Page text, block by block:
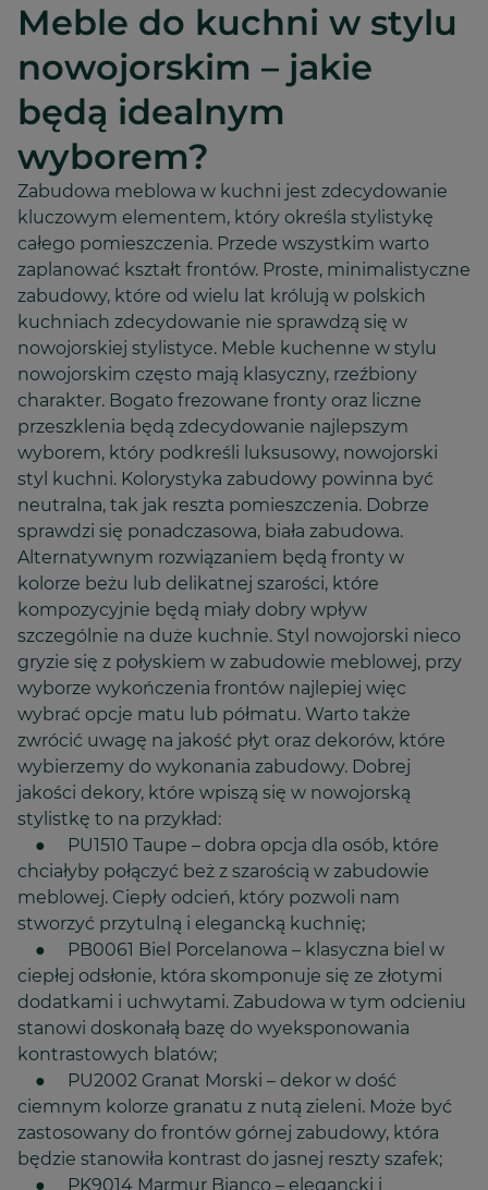
Meble do kuchni w stylu
nowojorskim – jakie
będą idealnym
wyborem?
Zabudowa meblowa w kuchni jest zdecydowanie
kluczowym elementem, który określa stylistykę
całego pomieszczenia. Przede wszystkim warto
zaplanować kształt frontów. Proste, minimalistyczne
zabudowy, które od wielu lat królują w polskich
kuchniach zdecydowanie nie sprawdzą się w
nowojorskiej stylistyce. Meble kuchenne w stylu
nowojorskim często mają klasyczny, rzeźbiony
charakter. Bogato frezowane fronty oraz liczne
przeszklenia będą zdecydowanie najlepszym
wyborem, który podkreśli luksusowy, nowojorski
styl kuchni. Kolorystyka zabudowy powinna być
neutralna, tak jak reszta pomieszczenia. Dobrze
sprawdzi się ponadczasowa, biała zabudowa.
Alternatywnym rozwiązaniem będą fronty w
kolorze beżu lub delikatnej szarości, które
kompozycyjnie będą miały dobry wpływ
szczególnie na duże kuchnie. Styl nowojorski nieco
gryzie się z połyskiem w zabudowie meblowej, przy
wyborze wykończenia frontów najlepiej więc
wybrać opcje matu lub półmatu. Warto także
zwrócić uwagę na jakość płyt oraz dekorów, które
wybierzemy do wykonania zabudowy. Dobrej
jakości dekory, które wpiszą się w nowojorską
stylistkę to na przykład:
● PU1510 Taupe – dobra opcja dla osób, które
chciałyby połączyć beż z szarością w zabudowie
meblowej. Ciepły odcień, który pozwoli nam
stworzyć przytulną i elegancką kuchnię;
● PB0061 Biel Porcelanowa – klasyczna biel w
ciepłej odsłonie, która skomponuje się ze złotymi
dodatkami i uchwytami. Zabudowa w tym odcieniu
stanowi doskonałą bazę do wyeksponowania
kontrastowych blatów;
● PU2002 Granat Morski – dekor w dość
ciemnym kolorze granatu z nutą zieleni. Może być
zastosowany do frontów górnej zabudowy, która
będzie stanowiła kontrast do jasnej reszty szafek;
● PK9014 Marmur Bianco – elegancki i